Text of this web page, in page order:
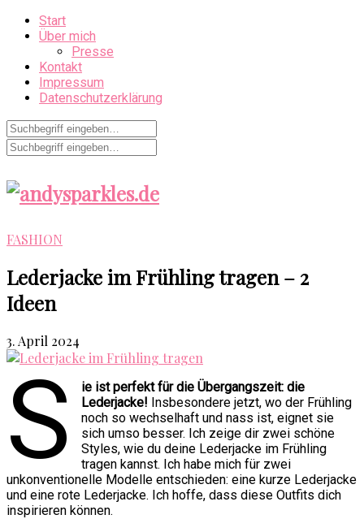
Start
Über mich
Presse
Kontakt
Impressum
Datenschutzerklärung
FASHION
Lederjacke im Frühling tragen – 2
Ideen
3. April 2024
S
ie ist perfekt für die Übergangszeit: die
Lederjacke! Insbesondere jetzt, wo der Frühling
noch so wechselhaft und nass ist, eignet sie
sich umso besser. Ich zeige dir zwei schöne
Styles, wie du deine Lederjacke im Frühling
tragen kannst. Ich habe mich für zwei
unkonventionelle Modelle entschieden: eine kurze Lederjacke
und eine rote Lederjacke. Ich hoffe, dass diese Outfits dich
inspirieren können.